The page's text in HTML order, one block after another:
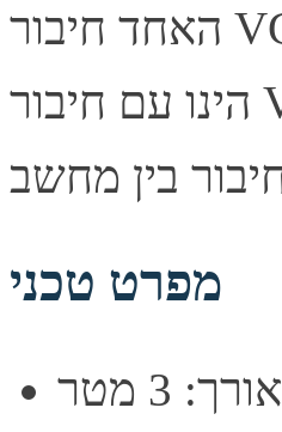
האחד חיבור VGA זויתי ב-90 מעלות. הכבל באורך 3 מטר. הכבל
הינו עם חיבור VGA של 15 פינים מסוג זכר ב-2 הקצוות, מתאים
מפרט טכני
אורך: 3 מטר